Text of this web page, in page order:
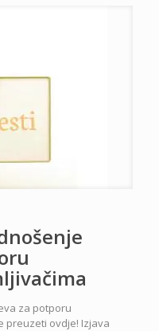
za potporu
preuzeti ovdje! Izjava